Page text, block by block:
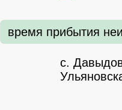
время прибытия
с.